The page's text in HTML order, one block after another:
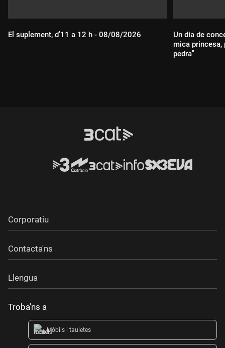
El suplement, d'11 a 12 h - 08/08/2026
Un dia de
mica princesa,
pedra"
Corporatiu
Contacta'ns
Llengua
Troba'ns a
Mòbils i tauletes